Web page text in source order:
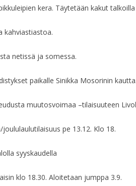
kera. Täytetään kakut
kahviastiastoa.
netissä ja somessa.
paikalle Sinikka Mosorinin kautta.
muutosvoimaa –tilaisuuteen
pe 13.12. Klo 18.
syyskaudella
klo 18.30. Aloitetaan jumppa 3.9.